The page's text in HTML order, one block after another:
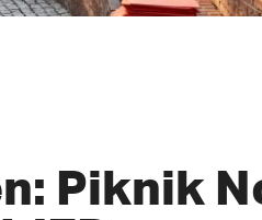
Piknik